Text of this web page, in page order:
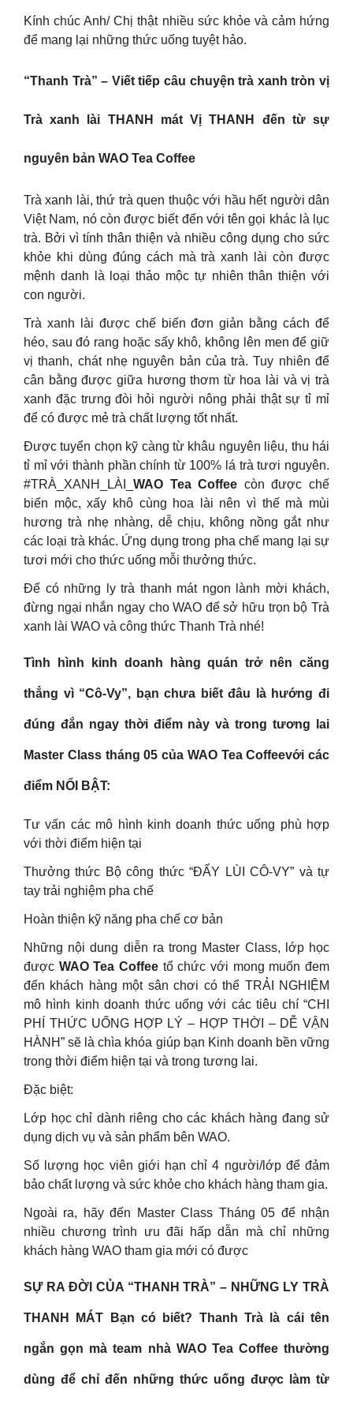
Kính chúc Anh/ Chị thật nhiều sức khỏe và cảm hứng
để mang lại những thức uống tuyệt hảo.
“Thanh Trà” – Viết tiếp câu chuyện trà xanh tròn vị
Trà xanh lài THANH mát Vị THANH đến từ sự
nguyên bản WAO Tea Coffee
Trà xanh lài, thứ trà quen thuộc với hầu hết người dân
Việt Nam, nó còn được biết đến với tên gọi khác là lục
trà. Bởi vì tính thân thiện và nhiều công dụng cho sức
khỏe khi dùng đúng cách mà trà xanh lài còn được
mệnh danh là loại thảo mộc tự nhiên thân thiện với
con người.
Trà xanh lài được chế biến đơn giản bằng cách để
héo, sau đó rang hoặc sấy khô, không lên men để giữ
vị thanh, chát nhẹ nguyên bản của trà. Tuy nhiên để
cân bằng được giữa hương thơm từ hoa lài và vị trà
xanh đặc trưng đòi hỏi người nông phải thật sự tỉ mỉ
để có được mẻ trà chất lượng tốt nhất.
Được tuyển chọn kỹ càng từ khâu nguyên liệu, thu hái
tỉ mỉ với thành phần chính từ 100% lá trà tươi nguyên.
#TRÀ_XANH_LÀI_ WAO Tea Coffee còn được chế
biến mộc, xấy khô cùng hoa lài nên vì thế mà mùi
hương trà nhẹ nhàng, dễ chịu, không nồng gắt như
các loại trà khác. Ứng dụng trong pha chế mang lại sự
tươi mới cho thức uống mỗi thưởng thức.
Để có những ly trà thanh mát ngon lành mời khách,
đừng ngại nhắn ngay cho WAO để sở hữu trọn bộ Trà
xanh lài WAO và công thức Thanh Trà nhé!
Tình hình kinh doanh hàng quán trở nên căng
thẳng vì “Cô-Vy”, bạn chưa biết đâu là hướng đi
đúng đắn ngay thời điểm này và trong tương lai
Master Class tháng 05 của WAO Tea Coffeevới các
điểm NỔI BẬT:
Tư vấn các mô hình kinh doanh thức uống phù hợp
với thời điểm hiện tại
Thưởng thức Bộ công thức “ĐẨY LÙI CÔ-VY” và tự
tay trải nghiệm pha chế
Hoàn thiện kỹ năng pha chế cơ bản
Những nội dung diễn ra trong Master Class, lớp học
được WAO Tea Coffee tổ chức với mong muốn đem
đến khách hàng một sân chơi có thể TRẢI NGHIỆM
mô hình kinh doanh thức uống với các tiêu chí “CHI
PHÍ THỨC UỐNG HỢP LÝ – HỢP THỜI – DỄ VẬN
HÀNH” sẽ là chìa khóa giúp bạn Kinh doanh bền vững
trong thời điểm hiện tại và trong tương lai.
Đặc biệt:
Lớp học chỉ dành riêng cho các khách hàng đang sử
dụng dịch vụ và sản phẩm bên WAO.
Số lượng học viên giới hạn chỉ 4 người/lớp để đảm
bảo chất lượng và sức khỏe cho khách hàng tham gia.
Ngoài ra, hãy đến Master Class Tháng 05 để nhận
nhiều chương trình ưu đãi hấp dẫn mà chỉ những
khách hàng WAO tham gia mới có được
SỰ RA ĐỜI CỦA “THANH TRÀ” – NHỮNG LY TRÀ
THANH MÁT Bạn có biết? Thanh Trà là cái tên
ngắn gọn mà team nhà WAO Tea Coffee thường
dùng để chỉ đến những thức uống được làm từ